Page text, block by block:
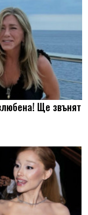
Ще звънят